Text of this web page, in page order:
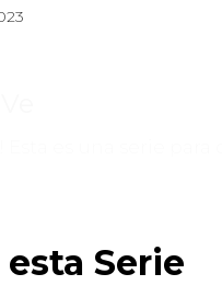
Serie